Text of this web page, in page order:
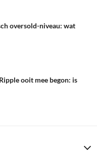
oversold-niveau: wat
ooit mee begon: is